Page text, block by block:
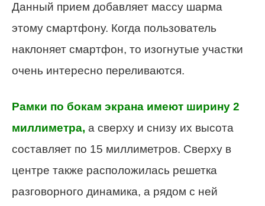
Данный прием добавляет массу шарма
этому смартфону. Когда пользователь
наклоняет смартфон, то изогнутые участки
очень интересно переливаются.
Рамки по бокам экрана имеют ширину 2
миллиметра, а сверху и снизу их высота
составляет по 15 миллиметров. Сверху в
центре также расположилась решетка
разговорного динамика, а рядом с ней